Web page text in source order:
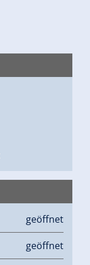
geöffnet
geöffnet